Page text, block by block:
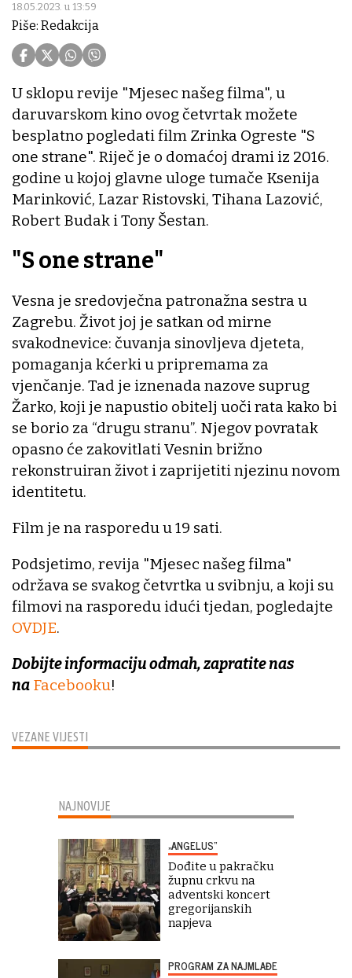
18.05.2023. u 13:59
Piše: Redakcija
VEZANE VIJESTI
U sklopu revije "Mjesec našeg filma", u
daruvarskom kino ovog četvrtak možete
besplatno pogledati film Zrinka Ogreste "S
one strane". Riječ je o domaćoj drami iz 2016.
godine u kojoj glavne uloge tumače Ksenija
Marinković, Lazar Ristovski, Tihana Lazović,
Robert Budak i Tony Šestan.
"S one strane"
Vesna je sredovječna patronažna sestra u
Zagrebu. Život joj je satkan od mirne
svakodnevice: čuvanja sinovljeva djeteta,
pomaganja kćerki u pripremama za
vjenčanje. Tad je iznenada nazove suprug
Žarko, koji je napustio obitelj uoči rata kako bi
se borio za “drugu stranu”. Njegov povratak
opasno će zakovitlati Vesnin brižno
rekonstruiran život i zaprijetiti njezinu novom
identitetu.
Film je na rasporedu u 19 sati.
Podsjetimo, revija "Mjesec našeg filma"
održava se svakog četvrtka u svibnju, a koji su
filmovi na rasporedu idući tjedan, pogledajte
OVDJE.
Dobijte informaciju odmah, zapratite nas
na Facebooku!
NAJNOVIJE
„ANGELUS“
Dođite u pakračku
župnu crkvu na
adventski koncert
gregorijanskih
napjeva
PROGRAM ZA NAJMLAĐE